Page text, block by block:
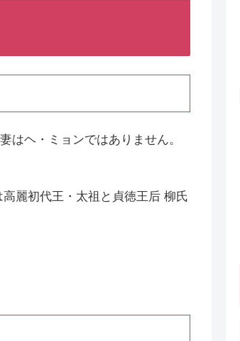
はヘ・ミョンではありません。
麗初代王・太祖と貞徳王后 柳氏